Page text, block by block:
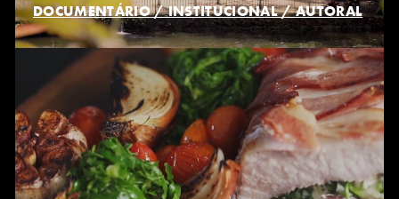
DOCUMENTÁRIO / INSTITUCIONAL / AUTORAL